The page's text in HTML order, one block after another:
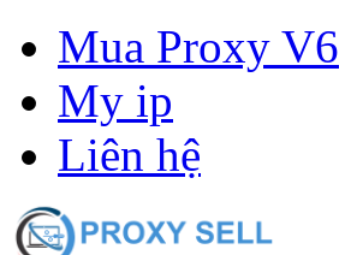
Mua Proxy V6
My ip
Liên hệ